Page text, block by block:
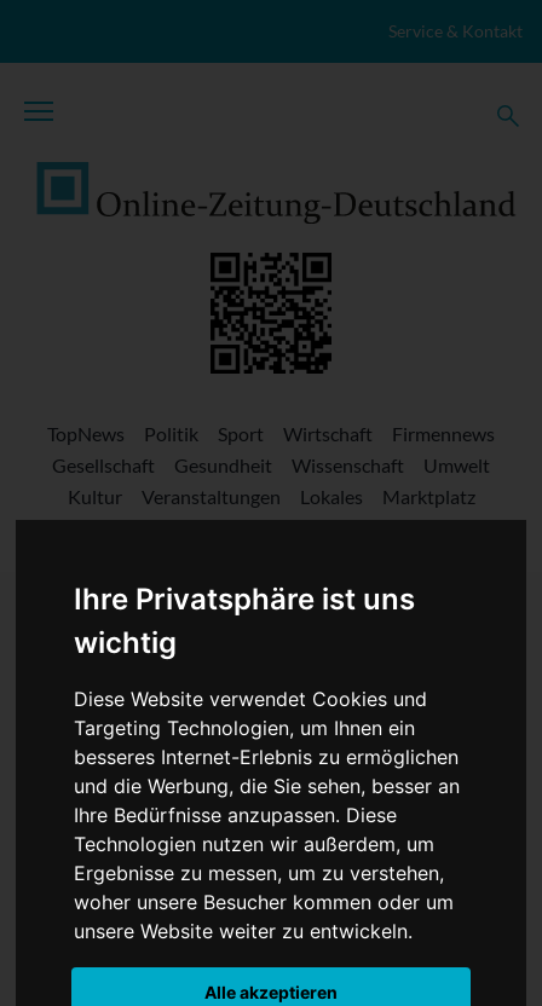
Ihre Privatsphäre ist uns
wichtig
Diese Website verwendet Cookies und
Targeting Technologien, um Ihnen ein
besseres Internet-Erlebnis zu ermöglichen
und die Werbung, die Sie sehen, besser an
Ihre Bedürfnisse anzupassen. Diese
Technologien nutzen wir außerdem, um
Ergebnisse zu messen, um zu verstehen,
woher unsere Besucher kommen oder um
unsere Website weiter zu entwickeln.
Alle akzeptieren
Service & Kontakt
TopNews Politik Sport Wirtschaft
Firmennews
Gesellschaft
Gesundheit Wissenschaft
Umwelt
Kultur
Veranstaltungen Lokales
Marktplatz
Stellenangebote
USA feiern Achtelfinal-
Einzug: Sieg in Unterzahl
hält die "Soccer Party" am
Leben